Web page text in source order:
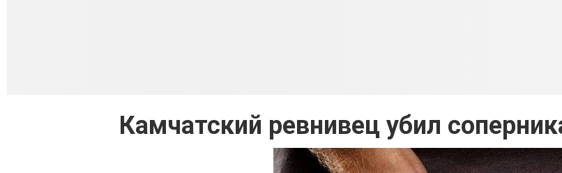
Камчатский ревнивец убил